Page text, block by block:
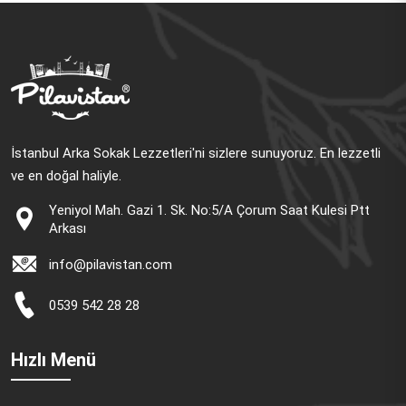
İstanbul Arka Sokak Lezzetleri'ni sizlere sunuyoruz. En lezzetli
ve en doğal haliyle.
Yeniyol Mah. Gazi 1. Sk. No:5/A Çorum Saat Kulesi Ptt
Arkası
info@pilavistan.com
0539 542 28 28
Hızlı Menü